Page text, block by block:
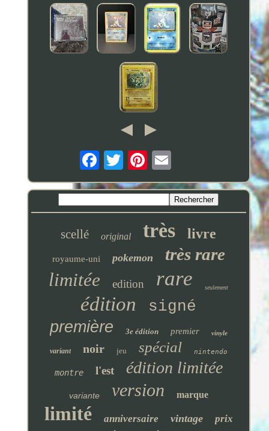
scellé original très livre
royaume-uni pokemon très rare
limitée edition rare seulement
édition
signé
première
3e édition premier vinyle
variant noir jeu spécial nintendo
montre l'est édition limitée
variante version marque
limité anniversaire vintage prix